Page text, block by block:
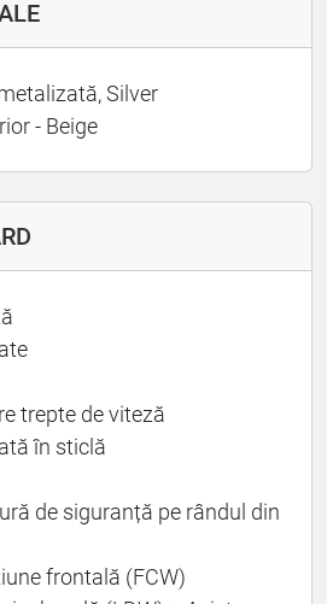
Silver
- Beige
trepte de viteză
în sticlă
de siguranță pe rândul din
frontală (FCW)